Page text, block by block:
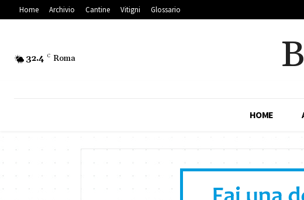
Home Archivio Cantine Vitigni Glossario
32.4 C Roma
HOME